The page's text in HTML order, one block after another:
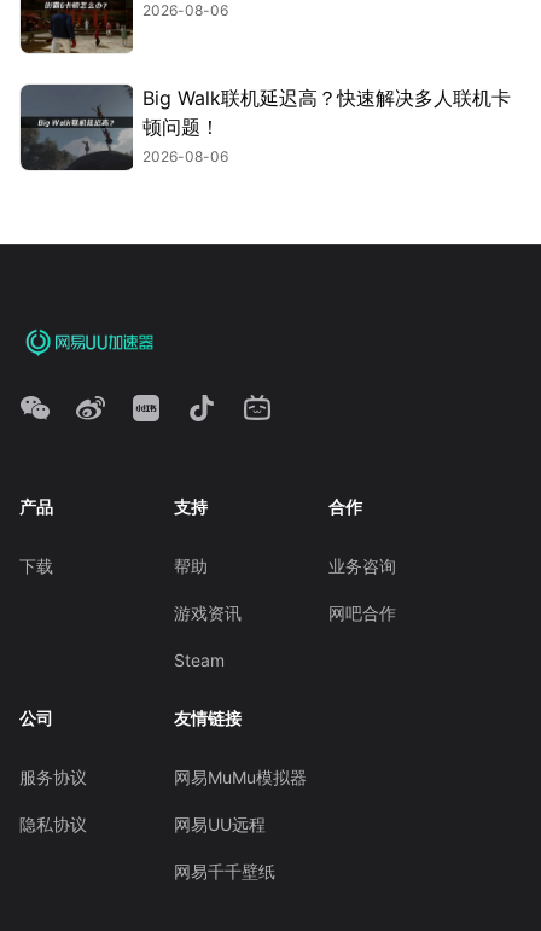
2026-08-06
Big Walk联机延迟高？快速解决多人联机卡
顿问题！
2026-08-06
产品
下载
支持
帮助
游戏资讯
Steam
合作
业务咨询
网吧合作
公司
服务协议
隐私协议
友情链接
网易MuMu模拟器
网易UU远程
网易千千壁纸